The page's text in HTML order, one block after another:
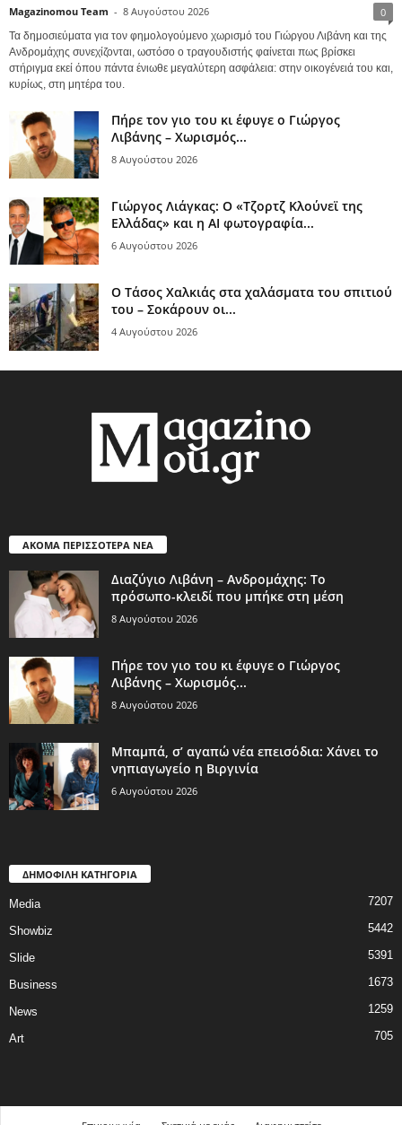
Magazinomou Team - 8 Αυγούστου 2026 0
Τα δημοσιεύματα για τον φημολογούμενο χωρισμό του Γιώργου Λιβάνη και της
Ανδρομάχης συνεχίζονται, ωστόσο ο τραγουδιστής φαίνεται πως βρίσκει
στήριγμα εκεί όπου πάντα ένιωθε μεγαλύτερη ασφάλεια: στην οικογένειά του και,
κυρίως, στη μητέρα του.
Πήρε τον γιο του κι έφυγε ο Γιώργος
Λιβάνης – Χωρισμός...
8 Αυγούστου 2026
Γιώργος Λιάγκας: Ο «Τζορτζ Κλούνεϊ της
Ελλάδας» και η AI φωτογραφία...
6 Αυγούστου 2026
Ο Τάσος Χαλκιάς στα χαλάσματα του σπιτιού
του – Σοκάρουν οι...
4 Αυγούστου 2026
ΑΚΟΜΑ ΠΕΡΙΣΣΟΤΕΡΑ ΝΕΑ
Διαζύγιο Λιβάνη – Ανδρομάχης: Το
πρόσωπο-κλειδί που μπήκε στη μέση
8 Αυγούστου 2026
Πήρε τον γιο του κι έφυγε ο Γιώργος
Λιβάνης – Χωρισμός...
8 Αυγούστου 2026
Μπαμπά, σ’ αγαπώ νέα επεισόδια: Χάνει το
νηπιαγωγείο η Βιργινία
6 Αυγούστου 2026
ΔΗΜΟΦΙΛΗ ΚΑΤΗΓΟΡΙΑ
Media 7207
Showbiz 5442
Slide 5391
Business 1673
News 1259
Art 705